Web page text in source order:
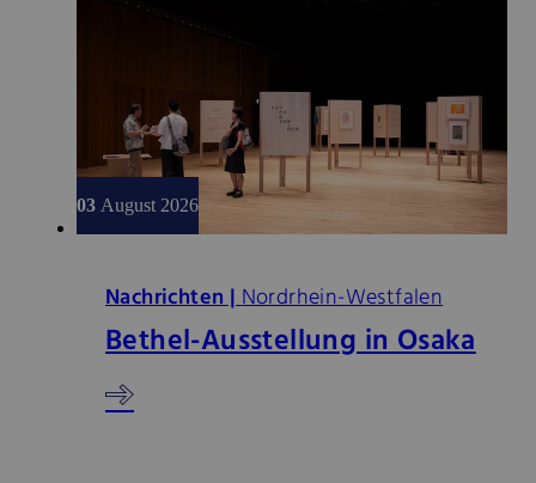
03 August 2026
Nachrichten |Nordrhein-Westfalen
Bethel-Ausstellung in Osaka